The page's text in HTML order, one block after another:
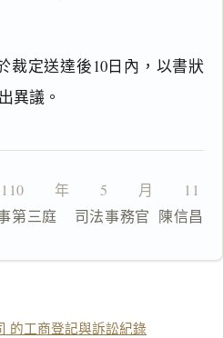
裁定送達後10日內，以書狀
異議。
　　年　　5　　月　　11　
民事第三庭    司法事務官  陳信昌
的工商登記與訴訟紀錄
製
文
複製給 AI
去換行複製
匯出 PDF
精美列印